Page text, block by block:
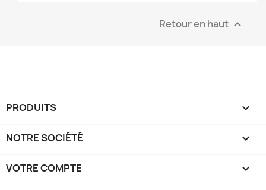
Retour en haut 
PRODUITS 
NOTRE SOCIÉTÉ 
VOTRE COMPTE 